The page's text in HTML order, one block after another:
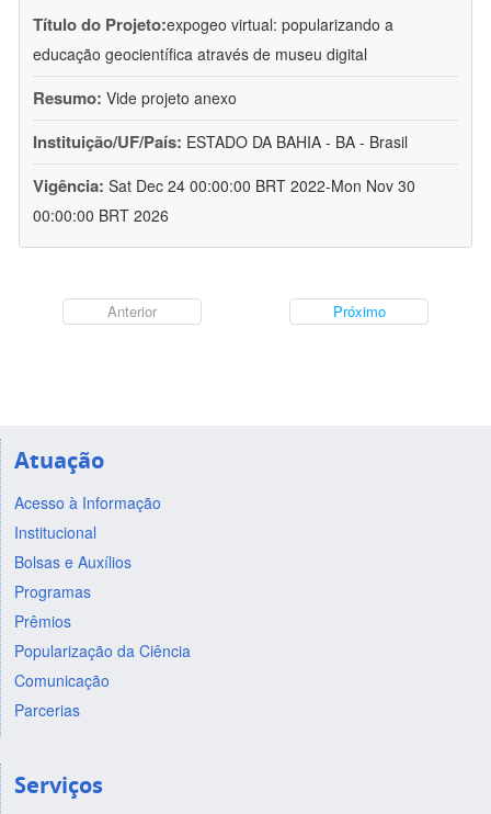
Título do Projeto:expogeo virtual: popularizando a
educação geocientífica através de museu digital
Resumo: Vide projeto anexo
Instituição/UF/País: ESTADO DA BAHIA - BA - Brasil
Vigência: Sat Dec 24 00:00:00 BRT 2022-Mon Nov 30
00:00:00 BRT 2026
Anterior Próximo
Atuação
Acesso à Informação
Institucional
Bolsas e Auxílios
Programas
Prêmios
Popularização da Ciência
Comunicação
Parcerias
Serviços